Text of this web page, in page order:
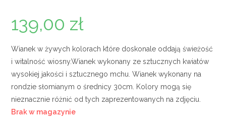
139,00 zł
Wianek w żywych kolorach które doskonale oddają świeżość
i witalność wiosny.Wianek wykonany ze sztucznych kwiatów
wysokiej jakości i sztucznego mchu. Wianek wykonany na
rondzie słomianym o średnicy 30cm. Kolory mogą się
nieznacznie różnić od tych zaprezentowanych na zdjęciu.
Brak w magazynie